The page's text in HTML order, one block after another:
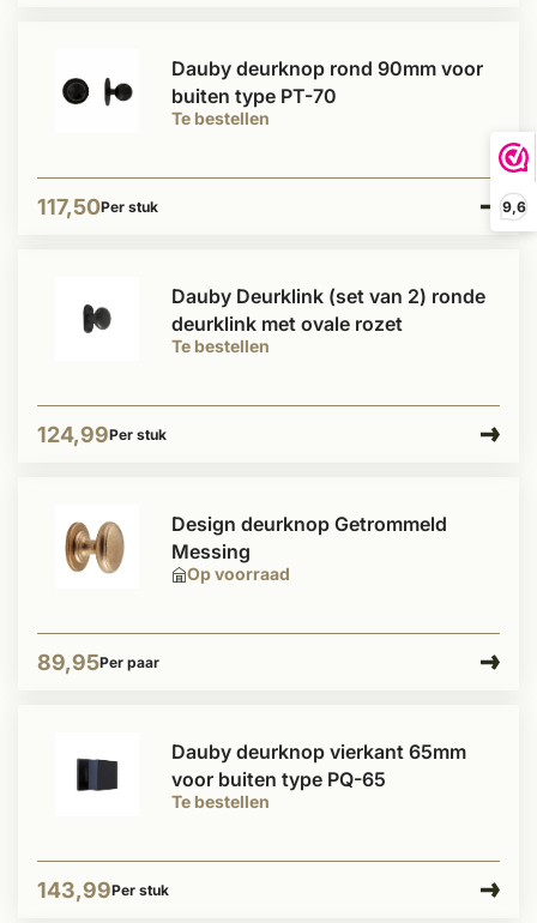
9,6
Te bestellen
Dauby deurknop rond 90mm voor
buiten type PT-70
117,50Per stuk
Te bestellen
Dauby Deurklink (set van 2) ronde
deurklink met ovale rozet
124,99Per stuk
Op voorraad
Design deurknop Getrommeld
Messing
89,95Per paar
Te bestellen
Dauby deurknop vierkant 65mm
voor buiten type PQ-65
143,99Per stuk